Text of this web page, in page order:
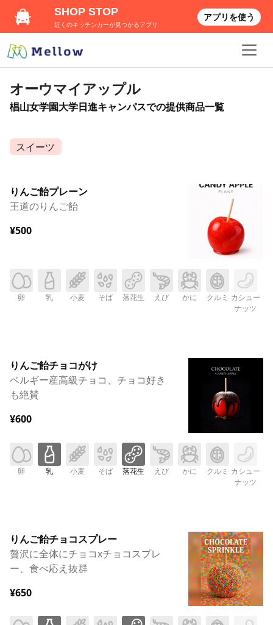
オーウマイアップル
椙山女学園大学日進キャンパスでの提供商品一覧
スイーツ
りんご飴プレーン
王道のりんご飴
¥500
卵 乳 小麦 そば 落花生 えび かに クルミ カシュー
ナッツ
りんご飴チョコがけ
ベルギー産高級チョコ、チョコ好き
も絶賛
¥600
卵 乳 小麦 そば 落花生 えび かに クルミ カシュー
ナッツ
りんご飴チョコスプレー
贅沢に全体にチョコxチョコスプレ
ー、食べ応え抜群
¥650
SHOP STOP
近くのキッチンカーが見つかるアプリ
アプリを使う